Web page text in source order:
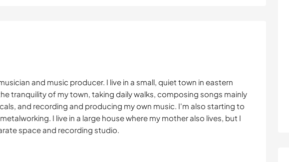
and music producer. I live in a small, quiet town in eastern
tranquility of my town, taking daily walks, composing songs mainly
and recording and producing my own music. I'm also starting to
I live in a large house where my mother also lives, but I
space and recording studio.